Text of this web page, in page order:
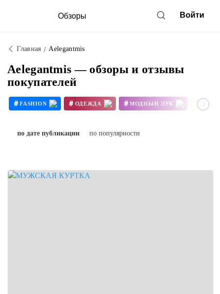
Обзоры Войти
Главная Aelegantmis
Aelegantmis — обзоры и отзывы
покупателей
# FASHION # ОДЕЖДА # МОДНЫЙ ЛУК #
по дате публикации по популярности